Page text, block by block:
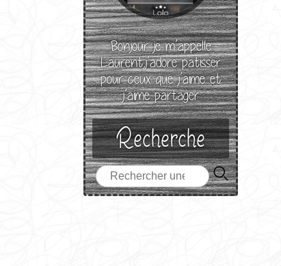
Bonjour je m’appelle
Laurent,j’adore patisser
pour ceux que j’aime et
j’aime partager
Recherche